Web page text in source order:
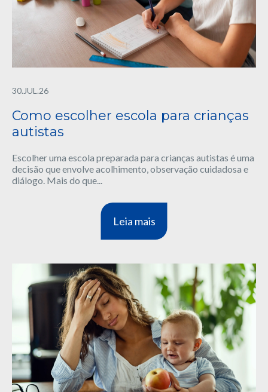
30.JUL.26
Como escolher escola para crianças
autistas
Escolher uma escola preparada para crianças autistas é uma
decisão que envolve acolhimento, observação cuidadosa e
diálogo. Mais do que...
Leia mais